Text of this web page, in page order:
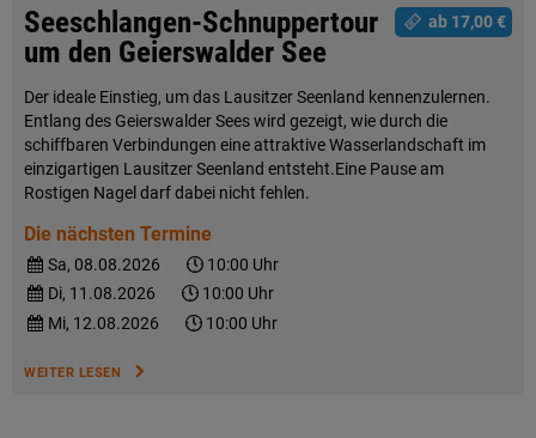
ab 17,00 €
Seeschlangen-Schnuppertour
um den Geierswalder See
Der ideale Einstieg, um das Lausitzer Seenland kennenzulernen.
Entlang des Geierswalder Sees wird gezeigt, wie durch die
schiffbaren Verbindungen eine attraktive Wasserlandschaft im
einzigartigen Lausitzer Seenland entsteht.Eine Pause am
Rostigen Nagel darf dabei nicht fehlen.
Die nächsten Termine
Sa, 08.08.2026
10:00 Uhr
Di, 11.08.2026
10:00 Uhr
Mi, 12.08.2026
10:00 Uhr
WEITER LESEN